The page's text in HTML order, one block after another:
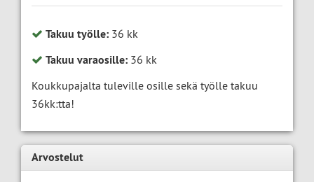
Takuu työlle: 36 kk
Takuu varaosille: 36 kk
Koukkupajalta tuleville osille sekä työlle takuu
36kk:tta!
Arvostelut